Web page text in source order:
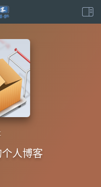
人博客